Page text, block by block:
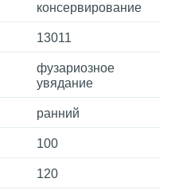
консервирование
13011
фузариозное
увядание
ранний
100
120